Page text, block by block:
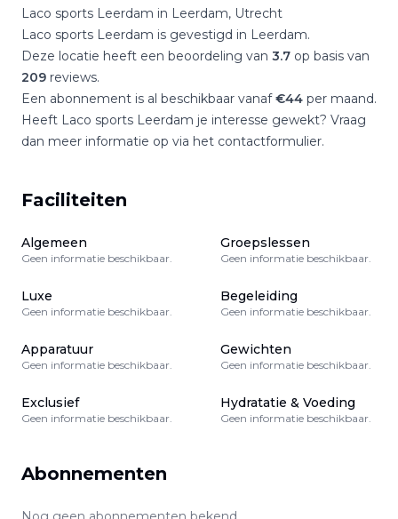
Laco sports Leerdam in Leerdam, Utrecht
Laco sports Leerdam is gevestigd in Leerdam.
Deze locatie heeft een beoordeling van 3.7 op basis van
209 reviews.
Een abonnement is al beschikbaar vanaf€44 per maand.
Heeft Laco sports Leerdam je interesse gewekt? Vraag
dan meer informatie op via het contactformulier.
Faciliteiten
Algemeen
Geen informatie beschikbaar.
Groepslessen
Geen informatie beschikbaar.
Luxe
Geen informatie beschikbaar.
Begeleiding
Geen informatie beschikbaar.
Apparatuur
Geen informatie beschikbaar.
Gewichten
Geen informatie beschikbaar.
Exclusief
Geen informatie beschikbaar.
Hydratatie & Voeding
Geen informatie beschikbaar.
Abonnementen